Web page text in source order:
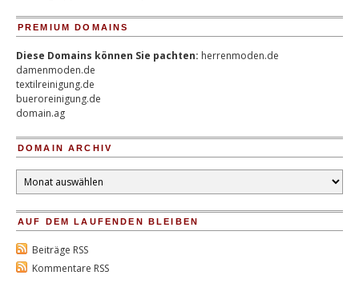
PREMIUM DOMAINS
Diese Domains können Sie pachten: herrenmoden.de
damenmoden.de
textilreinigung.de
bueroreinigung.de
domain.ag
DOMAIN ARCHIV
Domain
Archiv
AUF DEM LAUFENDEN BLEIBEN
Beiträge RSS
Kommentare RSS